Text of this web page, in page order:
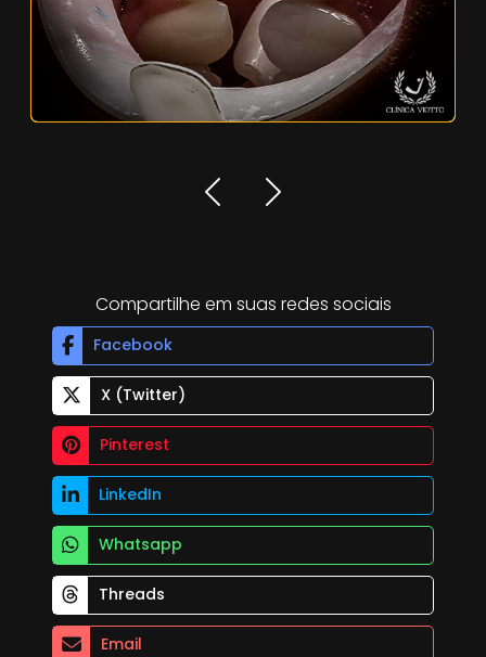
Compartilhe em suas redes sociais
Facebook
X (Twitter)
Pinterest
LinkedIn
Whatsapp
Threads
Email